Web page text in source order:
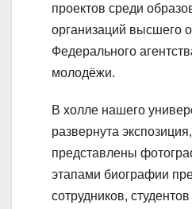
проектов среди
организаций высшего
Федерального
молодёжи.
В холле нашего
развернута
представлены
этапами биографии
сотрудников,